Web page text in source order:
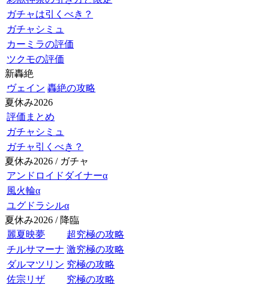
ガチャは引くべき？
ガチャシミュ
カーミラの評価
ツクモの評価
新轟絶
ヴェイン 轟絶の攻略
夏休み2026
評価まとめ
ガチャシミュ
ガチャ引くべき？
夏休み2026 / ガチャ
アンドロイドダイナーα
風火輪α
ユグドラシルα
夏休み2026 / 降臨
麗夏映夢
超究極の攻略
チルサマーナ 激究極の攻略
ダルマツリン 究極の攻略
佐宗リザ
究極の攻略